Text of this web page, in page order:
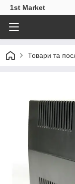
1st Market
Товари та